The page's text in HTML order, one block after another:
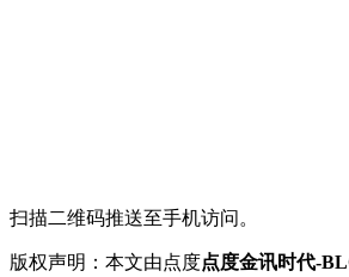
扫描二维码推送至手机访问。
版权声明：本文由点度点度金讯时代-